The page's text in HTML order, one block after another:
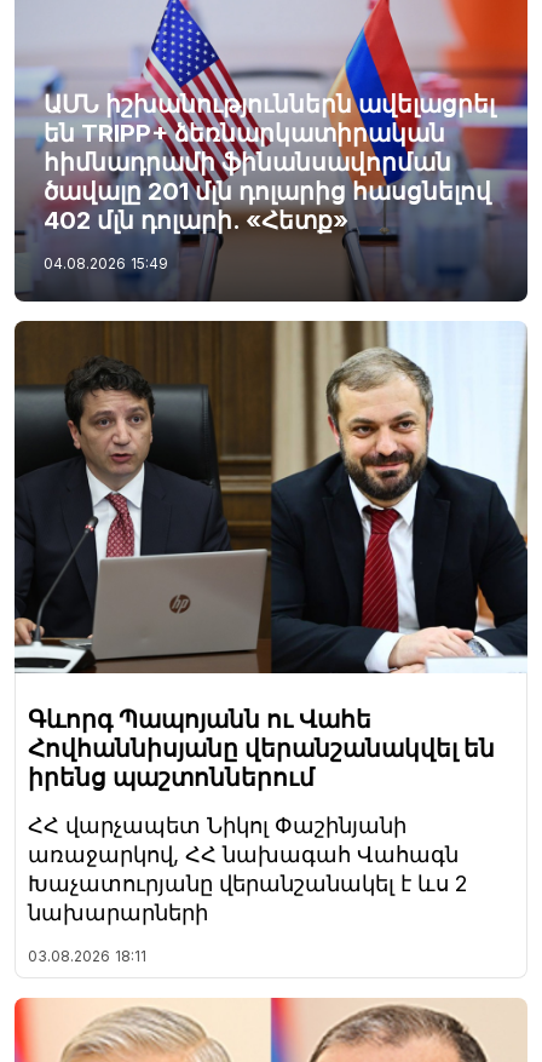
ԱՄՆ իշխանություններն ավելացրել
են TRIPP+ ձեռնարկատիրական
հիմնադրամի ֆինանսավորման
ծավալը 201 մլն դոլարից հասցնելով
402 մլն դոլարի. «Հետք»
04.08.2026 15:49
Գևորգ Պապոյանն ու Վահե
Հովհաննիսյանը վերանշանակվել են
իրենց պաշտոններում
ՀՀ վարչապետ Նիկոլ Փաշինյանի
առաջարկով, ՀՀ նախագահ Վահագն
Խաչատուրյանը վերանշանակել է ևս 2
նախարարների
03.08.2026 18:11